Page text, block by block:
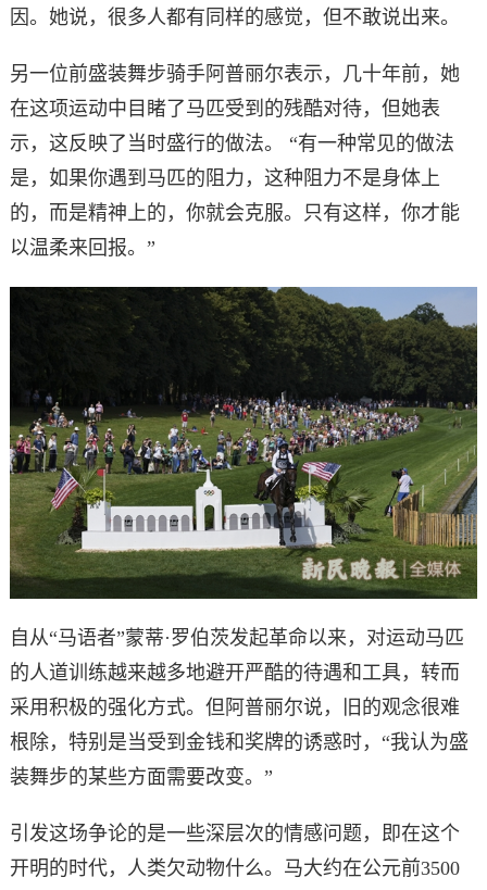
因。她说，很多人都有同样的感觉，但不敢说出来。
另一位前盛装舞步骑手阿普丽尔表示，几十年前，她
在这项运动中目睹了马匹受到的残酷对待，但她表
示，这反映了当时盛行的做法。 “有一种常见的做法
是，如果你遇到马匹的阻力，这种阻力不是身体上
的，而是精神上的，你就会克服。只有这样，你才能
以温柔来回报。”
自从“马语者”蒙蒂·罗伯茨发起革命以来，对运动马匹
的人道训练越来越多地避开严酷的待遇和工具，转而
采用积极的强化方式。但阿普丽尔说，旧的观念很难
根除，特别是当受到金钱和奖牌的诱惑时，“我认为盛
装舞步的某些方面需要改变。”
引发这场争论的是一些深层次的情感问题，即在这个
开明的时代，人类欠动物什么。马大约在公元前3500